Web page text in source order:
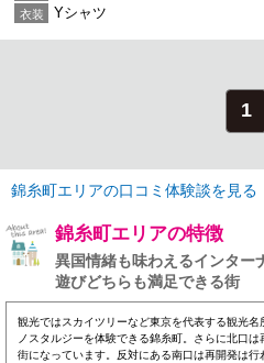
衣装 Yシャツ
1
錦糸町エリアの口コミ体験談を見る
錦糸町エリアの特徴
異国情緒も味わえるインター
遊びどちらも満足できる街
観光ではスカイツリーなど東京を代表する観光
ノスタルジーを体験できる錦糸町。さらに北口
街になっています。反対にある南口は再開発は